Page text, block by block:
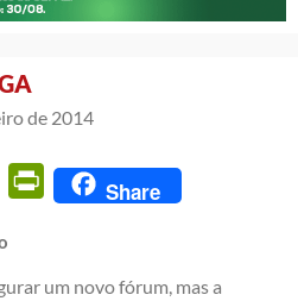
de 2014
Email PrintFriendly
Share
um novo fórum, mas a